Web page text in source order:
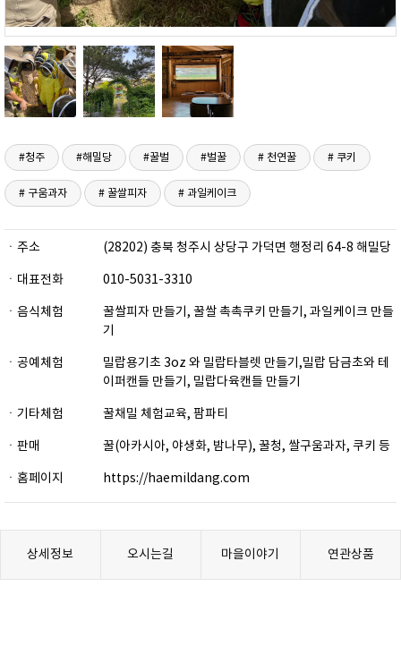
ㆍ주소 (28202) 충북 청주시 상당구 가덕면 행정리 64-8 해밀당
ㆍ대표전화 010-5031-3310
ㆍ음식체험
꿀쌀피자 만들기, 꿀쌀 촉촉쿠키 만들기, 과일케이크 만들
기
ㆍ공예체험
밀랍용기초 3oz 와 밀랍타블렛 만들기,밀랍 담금초와 테
이퍼캔들 만들기, 밀랍다육캔들 만들기
ㆍ기타체험 꿀채밀 체험교육, 팜파티
ㆍ판매 꿀(아카시아, 야생화, 밤나무), 꿀청, 쌀구움과자, 쿠키 등
ㆍ홈페이지 https://haemildang.com
상세정보 오시는길 마을이야기 연관상품